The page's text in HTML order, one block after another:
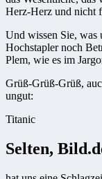
Herz-Herz und
Und wissen Sie, was
Hochstapler noch
Plem, wie es im
Grüß-Grüß-Grüß,
ungut:
Titanic
Selten,